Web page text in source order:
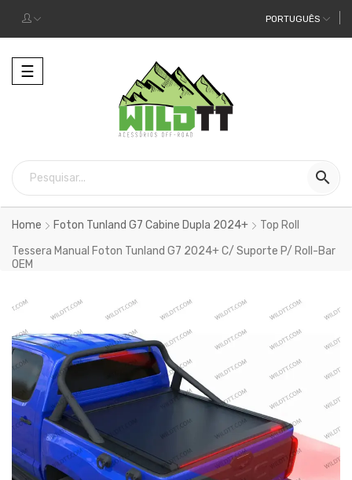
PORTUGUÊS
Alternar
a
☰

Home Foton Tunland G7 Cabine Dupla 2024+
Top Roll
Tessera Manual Foton Tunland G7 2024+ C/ Suporte P/ Roll-Bar
OEM